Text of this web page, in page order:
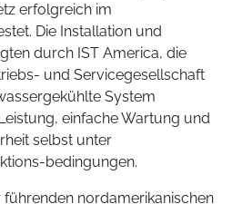
erfolgreich im
Die Installation und
durch IST America, die
und Servicegesellschaft
System
einfache Wartung und
selbst unter
bedingungen.
führenden nordamerikanischen